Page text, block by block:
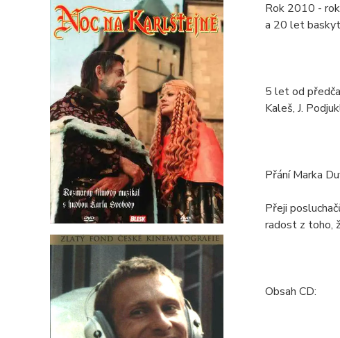
Rok 2010 -
a 20 let
5 let od
Kaleš, J.
Přání Marka
Přeji
radost z toho,
Obsah CD: